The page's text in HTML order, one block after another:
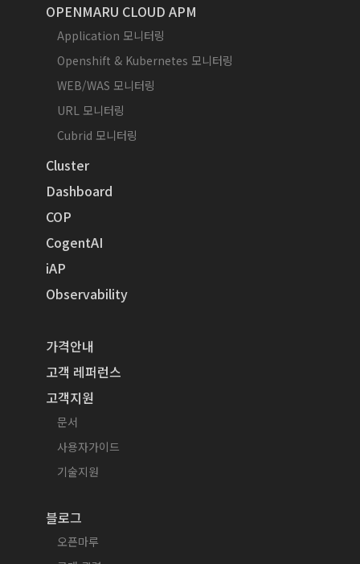
OPENMARU CLOUD APM
Application 모니터링
Openshift & Kubernetes 모니터링
WEB/WAS 모니터링
URL 모니터링
Cubrid 모니터링
Cluster
Dashboard
COP
CogentAI
iAP
Observability
가격안내
고객 레퍼런스
고객지원
문서
사용자가이드
기술지원
블로그
오픈마루